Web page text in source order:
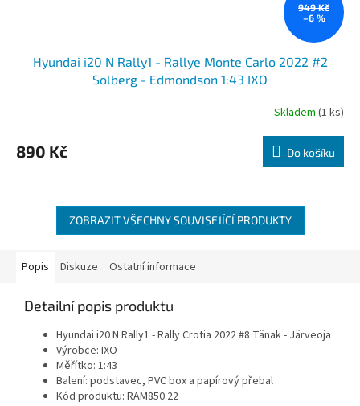
949 Kč
–6 %
Hyundai i20 N Rally1 - Rallye Monte Carlo 2022 #2
Solberg - Edmondson 1:43 IXO
Skladem (1 ks)
890 Kč Do košíku
ZOBRAZIT VŠECHNY SOUVISEJÍCÍ PRODUKTY
Popis Diskuze Ostatní informace
Detailní popis produktu
Hyundai i20 N Rally1 - Rally Crotia 2022 #8 Tänak - Järveoja
Výrobce: IXO
Měřítko: 1:43
Balení: podstavec, PVC box a papírový přebal
Kód produktu: RAM850.22